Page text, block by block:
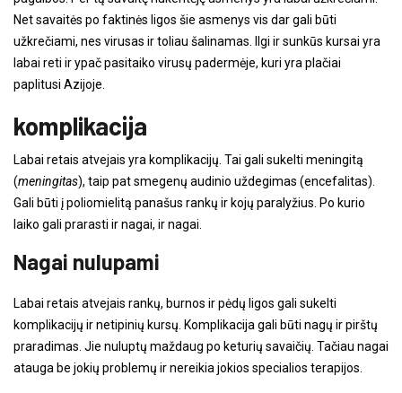
Net savaitės po faktinės ligos šie asmenys vis dar gali būti
užkrečiami, nes virusas ir toliau šalinamas. Ilgi ir sunkūs kursai yra
labai reti ir ypač pasitaiko virusų padermėje, kuri yra plačiai
paplitusi Azijoje.
komplikacija
Labai retais atvejais yra komplikacijų. Tai gali sukelti meningitą
(meningitas), taip pat smegenų audinio uždegimas (encefalitas).
Gali būti į poliomielitą panašus rankų ir kojų paralyžius. Po kurio
laiko gali prarasti ir nagai, ir nagai.
Nagai nulupami
Labai retais atvejais rankų, burnos ir pėdų ligos gali sukelti
komplikacijų ir netipinių kursų. Komplikacija gali būti nagų ir pirštų
praradimas. Jie nuluptų maždaug po keturių savaičių. Tačiau nagai
atauga be jokių problemų ir nereikia jokios specialios terapijos.